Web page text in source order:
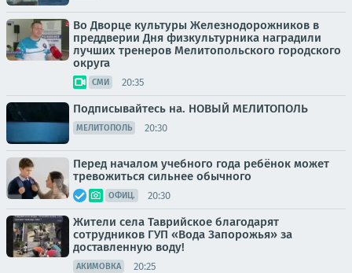
Во Дворце культуры Железнодорожников в
преддверии Дня физкультурника наградили
лучших тренеров Мелитопольского городского
округа
СМИ 20:35
Подписывайтесь на. НОВЫЙ МЕЛИТОПОЛЬ
МЕЛИТОПОЛЬ 20:30
Перед началом учебного года ребёнок может
тревожиться сильнее обычного
ОФИЦ. 20:30
Жители села Таврийское благодарят
сотрудников ГУП «Вода Запорожья» за
доставленную воду!
АКИМОВКА 20:25